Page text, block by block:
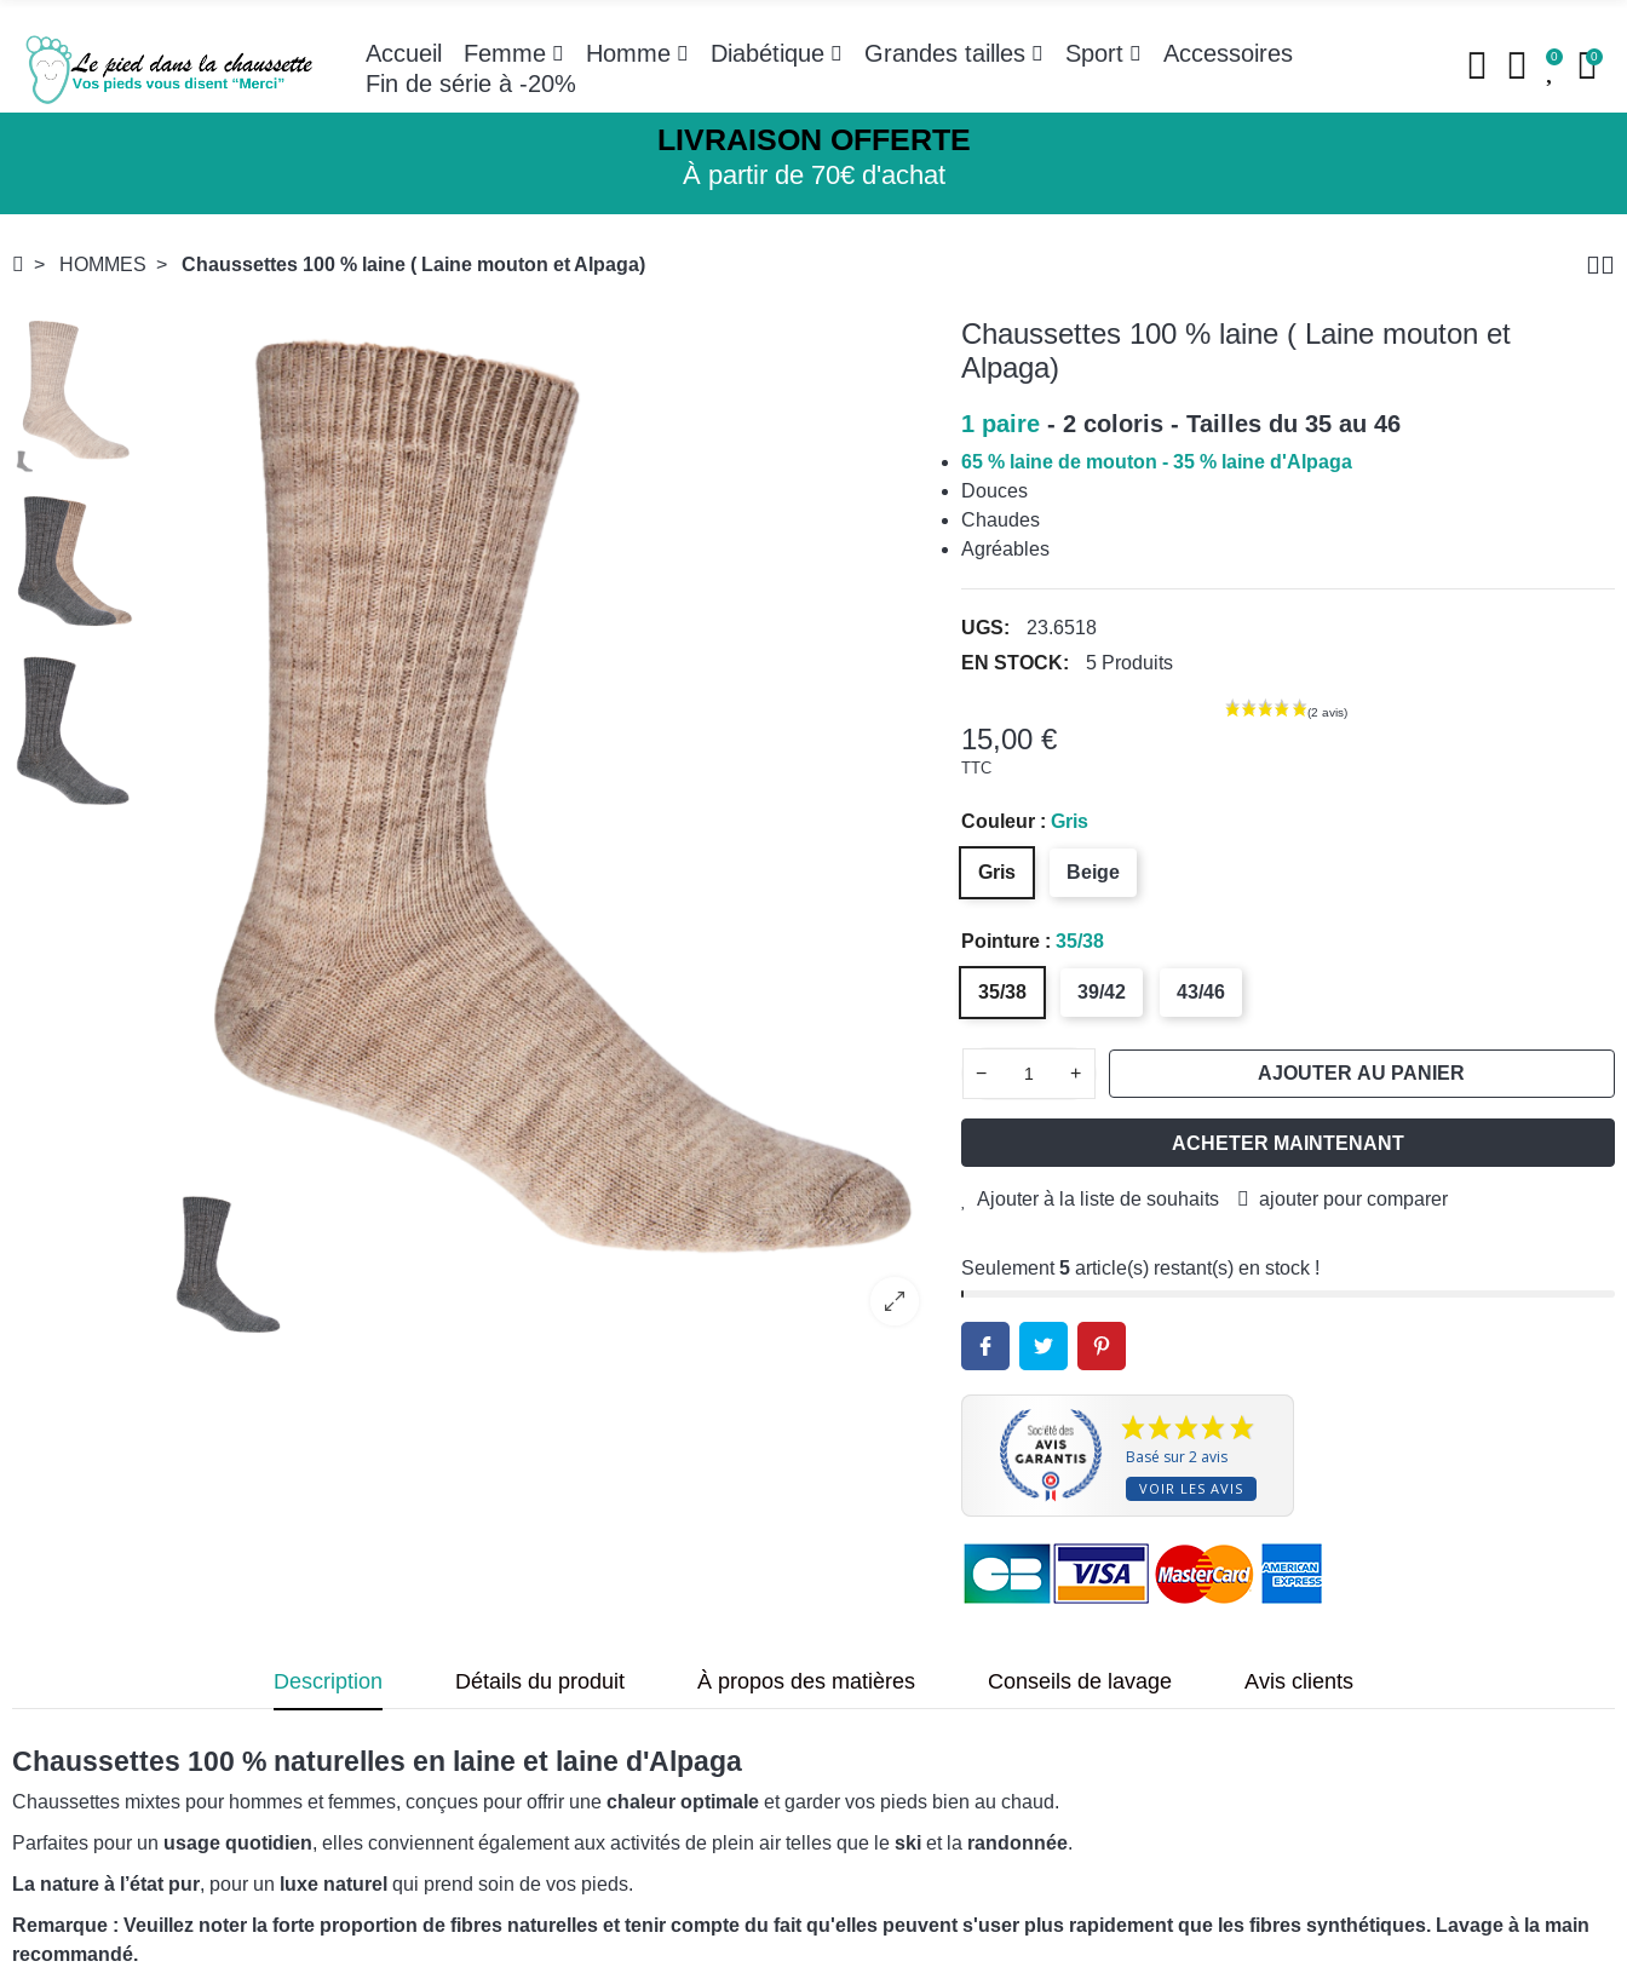
Accueil Femme Homme Diabétique Grandes tailles Sport
Accessoires
Fin de série à -20%
0 0
LIVRAISON OFFERTE
À partir de 70€ d'achat
HOMMES Chaussettes 100 % laine ( Laine mouton et Alpaga)
Chaussettes 100 % laine ( Laine mouton et
Alpaga)
1 paire- 2 coloris - Tailles du 35 au 46
65 % laine de mouton - 35 % laine d'Alpaga
Douces
Chaudes
Agréables
UGS:
23.6518
EN STOCK:
5 Produits
15,00 €
TTC
Couleur : Gris
Gris Beige
Pointure : 35/38
35/38 39/42 43/46
− + AJOUTER AU PANIER
ACHETER MAINTENANT
Ajouter à la liste de souhaits ajouter pour comparer
Seulement5article(s) restant(s) en stock !
Basé sur 2 avis
VOIR LES AVIS
Description Détails du produit À propos des matières Conseils de lavage Avis clients
Chaussettes 100 % naturelles en laine et laine d'Alpaga
Chaussettes mixtes pour hommes et femmes, conçues pour offrir une chaleur optimale et garder vos pieds bien au chaud.
Parfaites pour un usage quotidien, elles conviennent également aux activités de plein air telles que le ski et la randonnée.
La nature à l’état pur, pour un luxe naturel qui prend soin de vos pieds.
Remarque : Veuillez noter la forte proportion de fibres naturelles et tenir compte du fait qu'elles peuvent s'user plus rapidement que les fibres synthétiques. Lavage à la main
recommandé.